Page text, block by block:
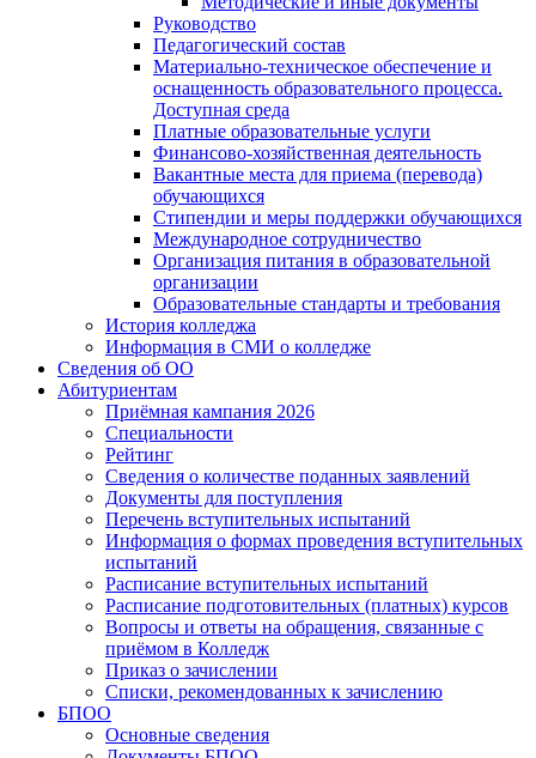
Руководство
Педагогический состав
Материально-техническое обеспечение и
оснащенность образовательного процесса.
Доступная среда
Платные образовательные услуги
Финансово-хозяйственная деятельность
Вакантные места для приема (перевода)
обучающихся
Стипендии и меры поддержки обучающихся
Международное сотрудничество
Организация питания в образовательной
организации
Образовательные стандарты и требования
История колледжа
Информация в СМИ о колледже
Сведения об ОО
Абитуриентам
Приёмная кампания 2026
Специальности
Рейтинг
Сведения о количестве поданных заявлений
Документы для поступления
Перечень вступительных испытаний
Информация о формах проведения вступительных
испытаний
Расписание вступительных испытаний
Расписание подготовительных (платных) курсов
Вопросы и ответы на обращения, связанные с
приёмом в Колледж
Приказ о зачислении
Списки, рекомендованных к зачислению
БПОО
Основные сведения